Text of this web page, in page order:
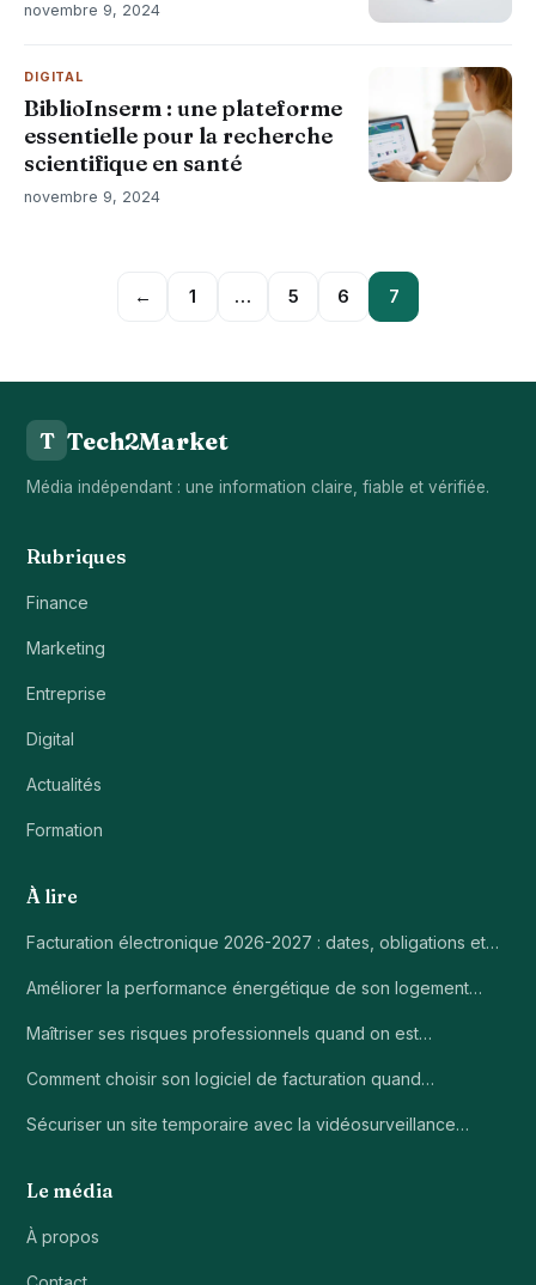
novembre 9, 2024
DIGITAL
BiblioInserm : une plateforme
essentielle pour la recherche
scientifique en santé
novembre 9, 2024
← 1 … 5 6 7
T Tech2Market
Média indépendant : une information claire, fiable et vérifiée.
Rubriques
Finance
Marketing
Entreprise
Digital
Actualités
Formation
À lire
Facturation électronique 2026-2027 : dates, obligations et…
Améliorer la performance énergétique de son logement…
Maîtriser ses risques professionnels quand on est…
Comment choisir son logiciel de facturation quand…
Sécuriser un site temporaire avec la vidéosurveillance…
Le média
À propos